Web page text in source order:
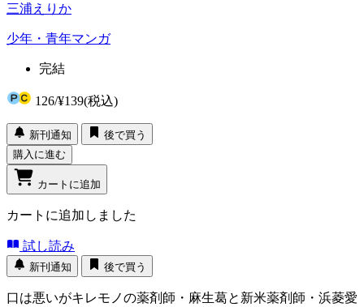
三浦えりか
少年・青年マンガ
完結
126/¥139(税込)
新刊通知
後で買う
購入に進む
カートに追加
カートに追加しました
試し読み
新刊通知 後で買う
口は悪いがキレモノの薬剤師・麻生葛と新米薬剤師・浜菱愛